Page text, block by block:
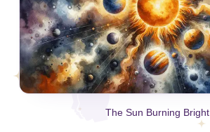
The Sun Burning Bright